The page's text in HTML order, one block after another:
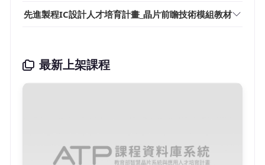
先進製程IC設計人才培育計畫_晶片前瞻技術模組教材
最新上架課程